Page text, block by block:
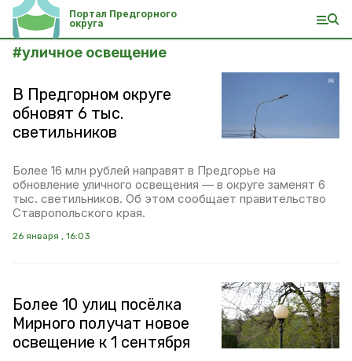
Портал Предгорного
округа
#уличное освещение
В Предгорном округе
обновят 6 тыс.
светильников
Более 16 млн рублей направят в Предгорье на
обновление уличного освещения — в округе заменят 6
тыс. светильников. Об этом сообщает правительство
Ставропольского края.
26 января , 16:03
Более 10 улиц посёлка
Мирного получат новое
освещение к 1 сентября